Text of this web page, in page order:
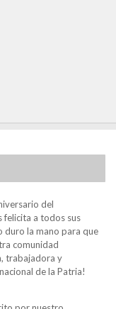
del
felicita a todos sus
duro la mano para que
comunidad
trabajadora y
de la Patria!